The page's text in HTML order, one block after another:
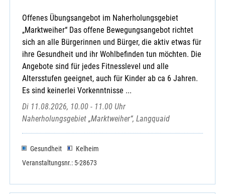
Offenes Übungsangebot im Naherholungsgebiet
„Marktweiher“ Das offene Bewegungsangebot richtet
sich an alle Bürgerinnen und Bürger, die aktiv etwas für
ihre Gesundheit und ihr Wohlbefinden tun möchten. Die
Angebote sind für jedes Fitnesslevel und alle
Altersstufen geeignet, auch für Kinder ab ca 6 Jahren.
Es sind keinerlei Vorkenntnisse ...
Di 11.08.2026, 10.00 - 11.00 Uhr
Naherholungsgebiet „Marktweiher“, Langquaid
Gesundheit
Kelheim
Veranstaltungsnr.: 5-28673